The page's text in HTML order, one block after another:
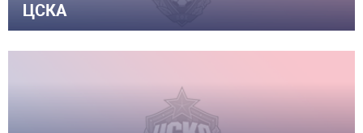
ЦСКА